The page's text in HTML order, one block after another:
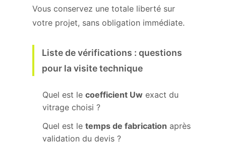
Vous conservez une totale liberté sur
votre projet, sans obligation immédiate.
Liste de vérifications : questions
pour la visite technique
Quel est le coefficient Uw exact du
vitrage choisi ?
Quel est le temps de fabrication après
validation du devis ?